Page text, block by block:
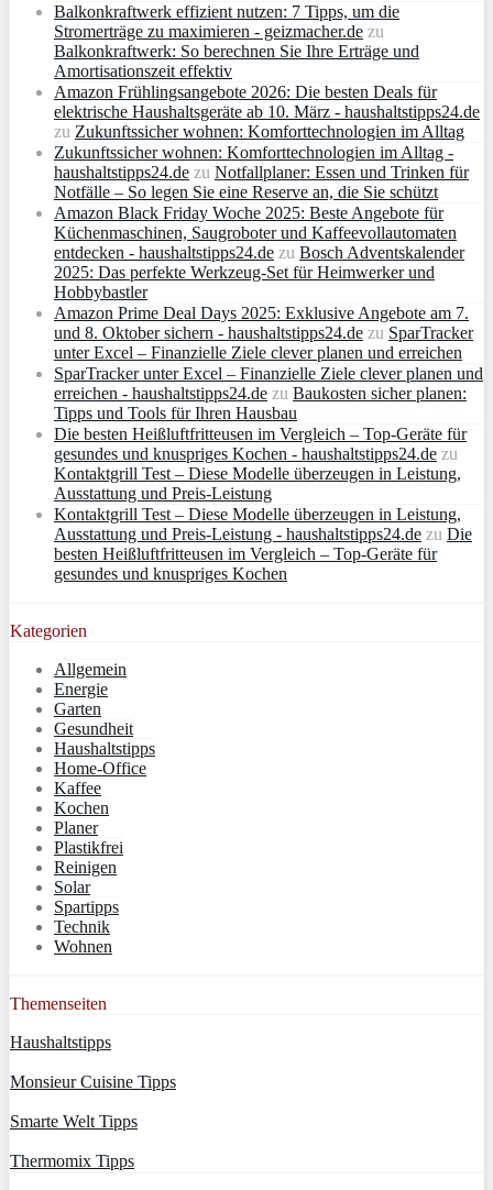
Balkonkraftwerk effizient nutzen: 7 Tipps, um die
Stromerträge zu maximieren - geizmacher.de zu
Balkonkraftwerk: So berechnen Sie Ihre Erträge und
Amortisationszeit effektiv
Amazon Frühlingsangebote 2026: Die besten Deals für
elektrische Haushaltsgeräte ab 10. März - haushaltstipps24.de
zu Zukunftssicher wohnen: Komforttechnologien im Alltag
Zukunftssicher wohnen: Komforttechnologien im Alltag -
haushaltstipps24.de zu Notfallplaner: Essen und Trinken für
Notfälle – So legen Sie eine Reserve an, die Sie schützt
Amazon Black Friday Woche 2025: Beste Angebote für
Küchenmaschinen, Saugroboter und Kaffeevollautomaten
entdecken - haushaltstipps24.de zu Bosch Adventskalender
2025: Das perfekte Werkzeug-Set für Heimwerker und
Hobbybastler
Amazon Prime Deal Days 2025: Exklusive Angebote am 7.
und 8. Oktober sichern - haushaltstipps24.de zu SparTracker
unter Excel – Finanzielle Ziele clever planen und erreichen
SparTracker unter Excel – Finanzielle Ziele clever planen und
erreichen - haushaltstipps24.de zu Baukosten sicher planen:
Tipps und Tools für Ihren Hausbau
Die besten Heißluftfritteusen im Vergleich – Top-Geräte für
gesundes und knuspriges Kochen - haushaltstipps24.de zu
Kontaktgrill Test – Diese Modelle überzeugen in Leistung,
Ausstattung und Preis-Leistung
Kontaktgrill Test – Diese Modelle überzeugen in Leistung,
Ausstattung und Preis-Leistung - haushaltstipps24.de zu Die
besten Heißluftfritteusen im Vergleich – Top-Geräte für
gesundes und knuspriges Kochen
Kategorien
Allgemein
Energie
Garten
Gesundheit
Haushaltstipps
Home-Office
Kaffee
Kochen
Planer
Plastikfrei
Reinigen
Solar
Spartipps
Technik
Wohnen
Themenseiten
Haushaltstipps
Monsieur Cuisine Tipps
Smarte Welt Tipps
Thermomix Tipps